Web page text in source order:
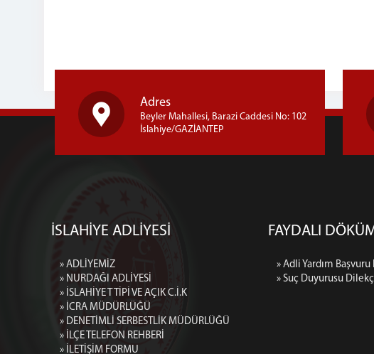
Adres
Beyler Mahallesi, Barazi Caddesi No: 102
İslahiye/GAZİANTEP
İSLAHİYE ADLİYESİ
» ADLİYEMİZ
» NURDAĞI ADLİYESİ
» İSLAHİYE T TİPİ VE AÇIK C.İ.K
» İCRA MÜDÜRLÜĞÜ
» DENETİMLİ SERBESTLİK MÜDÜRLÜĞÜ
» İLÇE TELEFON REHBERİ
» İLETİŞİM FORMU
FAYDALI
» Adli Yardım
» Suç Duyurusu